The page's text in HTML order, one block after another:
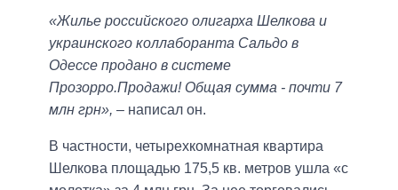
«Жилье российского олигарха Шелкова и
украинского коллаборанта Сальдо в
Одессе продано в системе
Прозорро.Продажи! Общая сумма - почти 7
млн грн», – написал он.
В частности, четырехкомнатная квартира
Шелкова площадью 175,5 кв. метров ушла «с